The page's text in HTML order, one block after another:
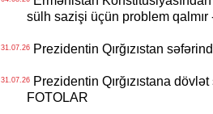
sülh sazişi üçün problem qalmır
31.07.26Prezidentin Qırğızıstan
31.07.26Prezidentin Qırğızıstana dövlət
FOTOLAR